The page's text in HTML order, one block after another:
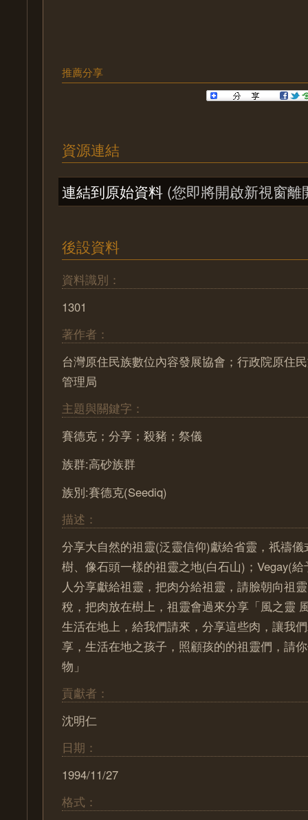
推薦分享
資源連結
連結到原始資料 (您即將開啟新視窗離
後設資料
資料識別：
1301
著作者：
台灣原住民族數位內容發展協會；行政院原住
管理局
主題與關鍵字：
賽德克；分享；殺豬；祭儀
族群:高砂族群
族別:賽德克(Seediq)
描述：
分享大自然的祖靈(泛靈信仰)獻給省靈，祇禱
樹、像石頭一樣的祖靈之地(白石山)；Vegay(
人分享獻給祖靈，把肉分給祖靈，請臉朝向祖
稅，把肉放在樹上，祖靈會過來分享「風之靈
生活在地上，給我們請來，分享這些肉，讓我
享，生活在地之孩子，照顧孩的的祖靈們，請
物」
貢獻者：
沈明仁
日期：
1994/11/27
格式：